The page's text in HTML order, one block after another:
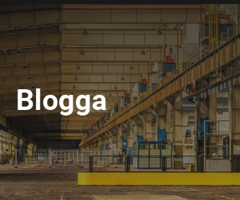
Blogga